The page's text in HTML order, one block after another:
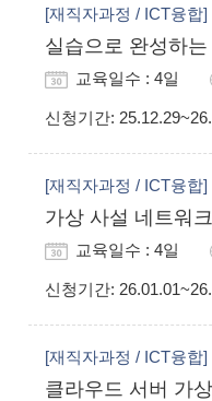
[재직자과정 / ICT융합]
실습으로 완성하
교육일수 : 4일
신청기간:
[재직자과정 / ICT융합]
가상 사설 네트워
교육일수 : 4일
신청기간:
[재직자과정 / ICT융합]
클라우드 서버 가